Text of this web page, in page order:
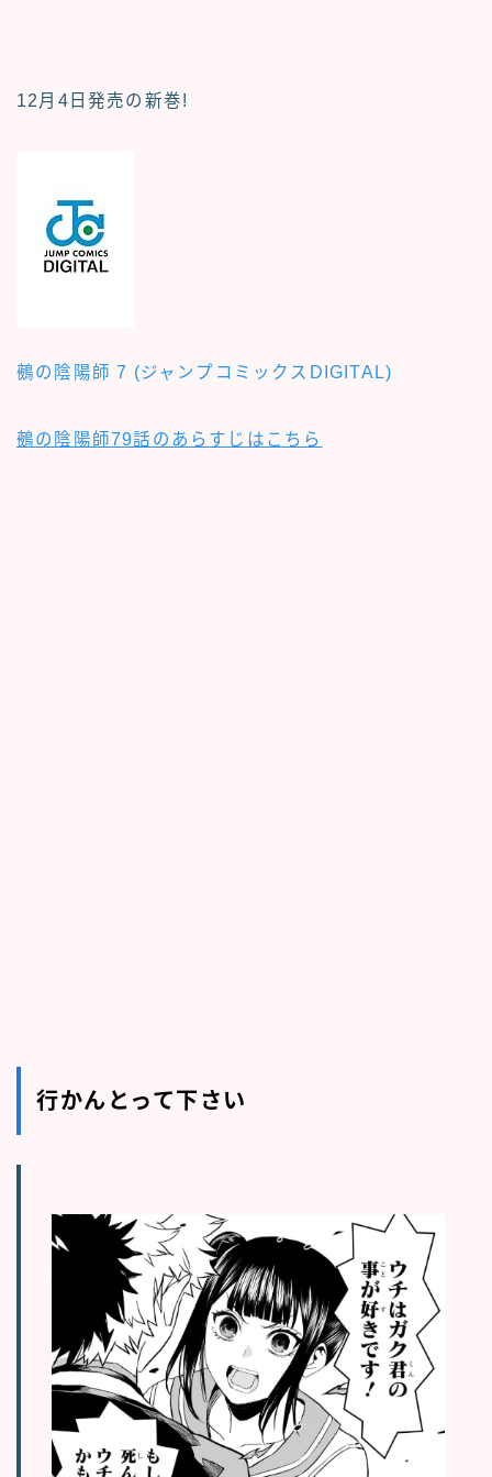
12月4日発売の新巻!
鵺の陰陽師 7 (ジャンプコミックスDIGITAL)
鵺の陰陽師79話のあらすじはこちら
行かんとって下さい